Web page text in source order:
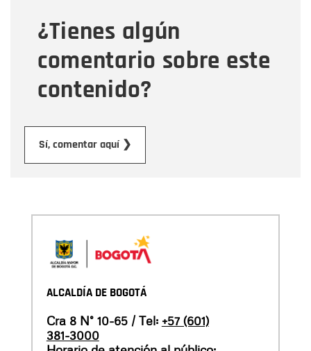
¿Tienes algún
comentario sobre este
contenido?
Sí, comentar aquí ❯
Mensaje
ALCALDÍA DE BOGOTÁ
Cra 8 N° 10-65 / Tel: +57 (601)
381-3000